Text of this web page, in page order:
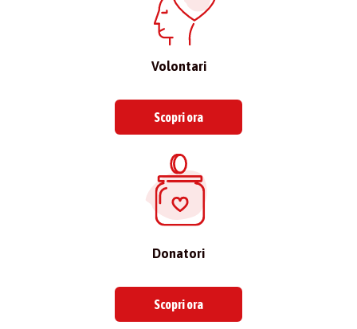
Volontari
Scopri ora
Donatori
Scopri ora